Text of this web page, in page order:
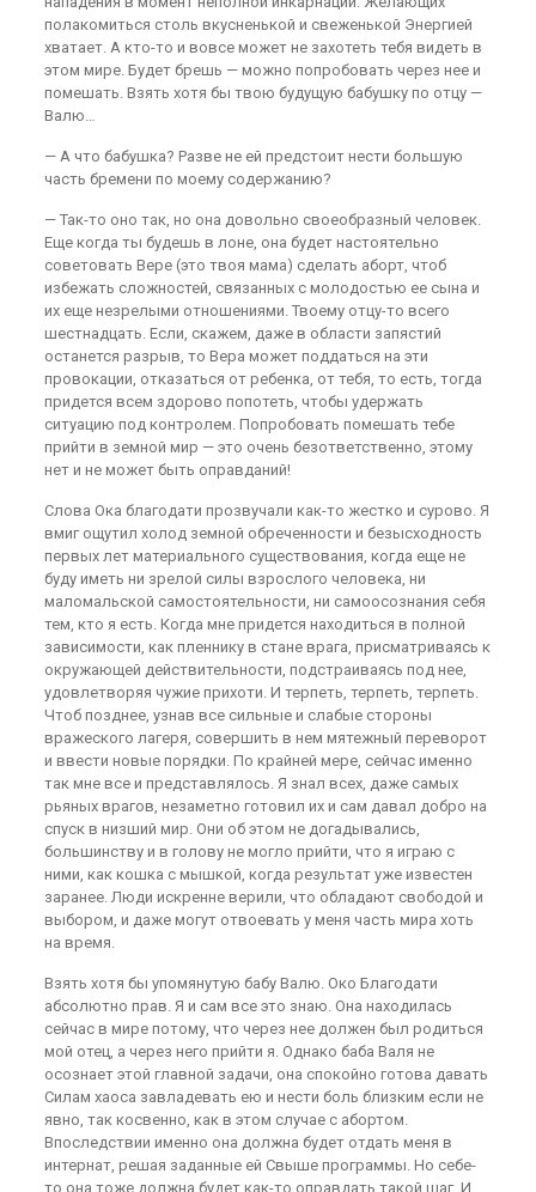
полакомиться столь вкусненькой и свеженькой Энергией
хватает. А кто-то и вовсе может не захотеть тебя видеть в
этом мире. Будет брешь — можно попробовать через нее и
помешать. Взять хотя бы твою будущую бабушку по отцу —
Валю…
— А что бабушка? Разве не ей предстоит нести большую
часть бремени по моему содержанию?
— Так-то оно так, но она довольно своеобразный человек.
Еще когда ты будешь в лоне, она будет настоятельно
советовать Вере (это твоя мама) сделать аборт, чтоб
избежать сложностей, связанных с молодостью ее сына и
их еще незрелыми отношениями. Твоему отцу-то всего
шестнадцать. Если, скажем, даже в области запястий
останется разрыв, то Вера может поддаться на эти
провокации, отказаться от ребенка, от тебя, то есть, тогда
придется всем здорово попотеть, чтобы удержать
ситуацию под контролем. Попробовать помешать тебе
прийти в земной мир — это очень безответственно, этому
нет и не может быть оправданий!
Слова Ока благодати прозвучали как-то жестко и сурово. Я
вмиг ощутил холод земной обреченности и безысходность
первых лет материального существования, когда еще не
буду иметь ни зрелой силы взрослого человека, ни
маломальской самостоятельности, ни самоосознания себя
тем, кто я есть. Когда мне придется находиться в полной
зависимости, как пленнику в стане врага, присматриваясь к
окружающей действительности, подстраиваясь под нее,
удовлетворяя чужие прихоти. И терпеть, терпеть, терпеть.
Чтоб позднее, узнав все сильные и слабые стороны
вражеского лагеря, совершить в нем мятежный переворот
и ввести новые порядки. По крайней мере, сейчас именно
так мне все и представлялось. Я знал всех, даже самых
рьяных врагов, незаметно готовил их и сам давал добро на
спуск в низший мир. Они об этом не догадывались,
большинству и в голову не могло прийти, что я играю с
ними, как кошка с мышкой, когда результат уже известен
заранее. Люди искренне верили, что обладают свободой и
выбором, и даже могут отвоевать у меня часть мира хоть
на время.
Взять хотя бы упомянутую бабу Валю. Око Благодати
абсолютно прав. Я и сам все это знаю. Она находилась
сейчас в мире потому, что через нее должен был родиться
мой отец, а через него прийти я. Однако баба Валя не
осознает этой главной задачи, она спокойно готова давать
Силам хаоса завладевать ею и нести боль близким если не
явно, так косвенно, как в этом случае с абортом.
Впоследствии именно она должна будет отдать меня в
интернат, решая заданные ей Свыше программы. Но себе-
то она тоже должна будет как-то оправдать такой шаг. И